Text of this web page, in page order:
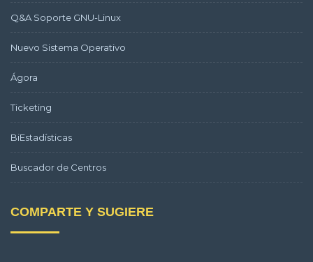
Q&A Soporte GNU-Linux
Nuevo Sistema Operativo
Ágora
Ticketing
BiEstadísticas
Buscador de Centros
COMPARTE Y SUGIERE